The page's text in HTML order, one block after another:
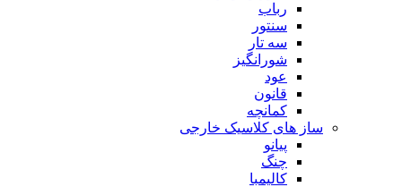
رباب
سنتور
سه تار
شورانگیز
عود
قانون
کمانچه
ساز های کلاسیک خارجی
پیانو
چنگ
کالیمبا